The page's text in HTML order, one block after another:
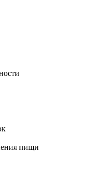
пищи